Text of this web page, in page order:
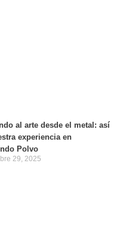
al arte desde el metal: así
experiencia en
Polvo
29, 2025